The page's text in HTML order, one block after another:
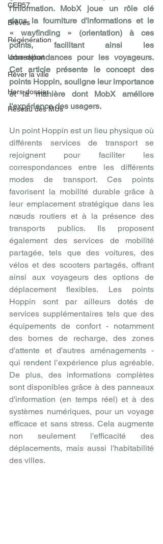
CEP57
Brèves
Régénération
Urba-débat
Rêver la ville
Hors-dossier
Réseau des MUs
l'information. MobX joue un rôle clé
dans la fourniture d'informations et le
« wayfinding » (orientation) à ces
points, facilitant ainsi les
correspondances pour les voyageurs.
Cet article présente le concept des
points Hoppin, souligne leur importance
et la manière dont MobX améliore
l'expérience des usagers.
Un point Hoppin est un lieu physique où
différents services de transport se
rejoignent pour faciliter les
correspondances entre les différents
modes de transport. Ces points
favorisent la mobilité durable grâce à
leur emplacement stratégique dans les
nœuds routiers et à la présence des
transports publics. Ils proposent
également des services de mobilité
partagée, tels que des voitures, des
vélos et des scooters partagés, offrant
ainsi aux voyageurs des options de
déplacement flexibles. Les points
Hoppin sont par ailleurs dotés de
services supplémentaires tels que des
équipements de confort - notamment
des bornes de recharge, des zones
d'attente et d'autres aménagements -
qui rendent l’expérience plus agréable.
De plus, des informations complètes
sont disponibles grâce à des panneaux
d'information (en temps réel) et à des
systèmes numériques, pour un voyage
efficace et sans stress. Cela augmente
non seulement l'efficacité des
déplacements, mais aussi l'habitabilité
des villes.